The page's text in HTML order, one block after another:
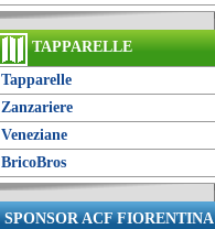
TAPPARELLE
Tapparelle
Zanzariere
Veneziane
BricoBros
SPONSOR ACF FIORENTINA